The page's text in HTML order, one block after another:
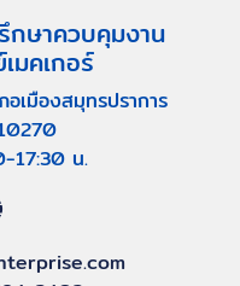
กษาควบคุมงาน
มคเกอร์
เมืองสมุทรปราการ
17:30 น.